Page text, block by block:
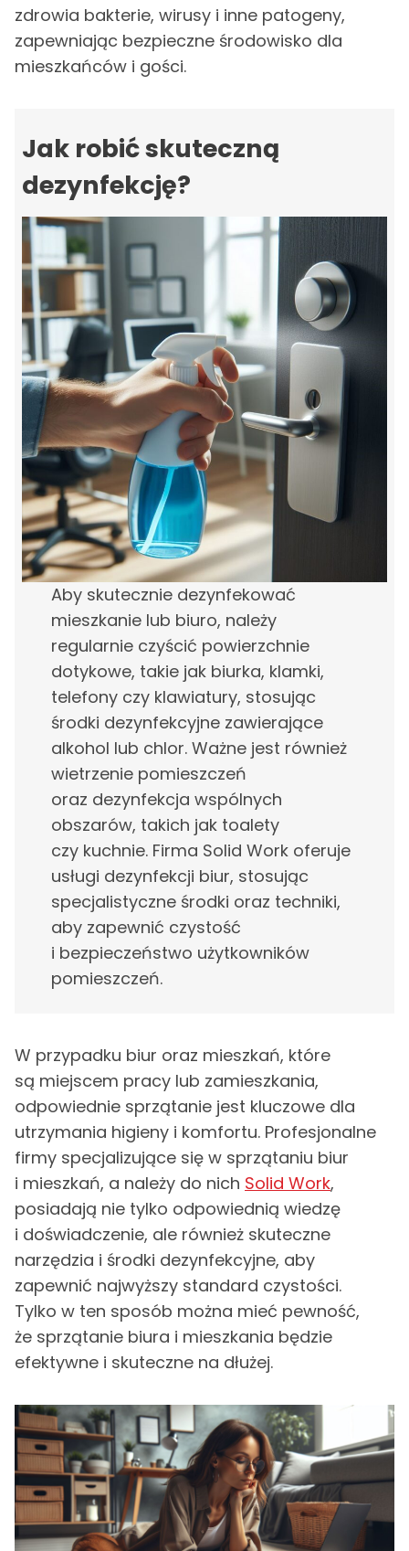
zdrowia bakterie, wirusy i inne patogeny,
zapewniając bezpieczne środowisko dla
mieszkańców i gości.
Jak robić skuteczną
dezynfekcję?
Aby skutecznie dezynfekować
mieszkanie lub biuro, należy
regularnie czyścić powierzchnie
dotykowe, takie jak biurka, klamki,
telefony czy klawiatury, stosując
środki dezynfekcyjne zawierające
alkohol lub chlor. Ważne jest również
wietrzenie pomieszczeń
oraz dezynfekcja wspólnych
obszarów, takich jak toalety
czy kuchnie. Firma Solid Work oferuje
usługi dezynfekcji biur, stosując
specjalistyczne środki oraz techniki,
aby zapewnić czystość
i bezpieczeństwo użytkowników
pomieszczeń.
W przypadku biur oraz mieszkań, które
są miejscem pracy lub zamieszkania,
odpowiednie sprzątanie jest kluczowe dla
utrzymania higieny i komfortu. Profesjonalne
firmy specjalizujące się w sprzątaniu biur
i mieszkań, a należy do nich Solid Work,
posiadają nie tylko odpowiednią wiedzę
i doświadczenie, ale również skuteczne
narzędzia i środki dezynfekcyjne, aby
zapewnić najwyższy standard czystości.
Tylko w ten sposób można mieć pewność,
że sprzątanie biura i mieszkania będzie
efektywne i skuteczne na dłużej.